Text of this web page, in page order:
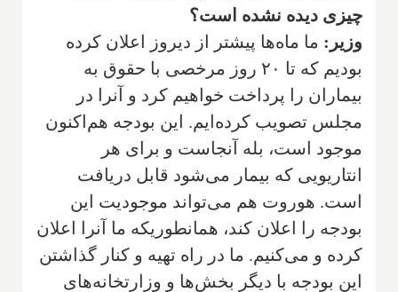
چیزی دیده نشده است؟
وزیر: ما ماه‌ها پیشتر از دیروز اعلان کرده
بودیم که تا ۲۰ روز مرخصی با حقوق به
بیماران را پرداخت خواهیم کرد و آنرا در
مجلس تصویب کرده‌ایم. این بودجه هم‌اکنون
موجود است، بله آنجاست و برای هر
انتاریویی که بیمار می‌شود قابل دریافت
است. هوروت هم می‌تواند موجودیت این
بودجه را اعلان کند، همانطوریکه ما آنرا اعلان
کرده و می‌کنیم. ما در راه تهیه و کنار گذاشتن
این بودجه با دیگر بخش‌ها و وزارتخانه‌های